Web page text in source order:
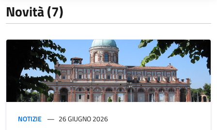
Novità (7)
NOTIZIE 26 GIUGNO 2026